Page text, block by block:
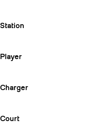
Station
Player
Charger
Court